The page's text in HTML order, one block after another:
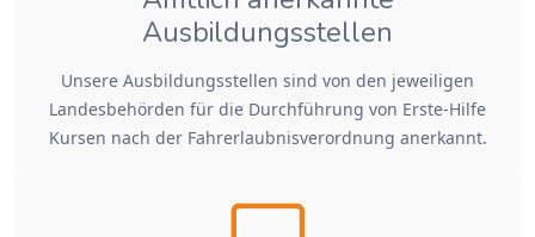
Ausbildungsstellen
Unsere Ausbildungsstellen sind von den jeweiligen
Landesbehörden für die Durchführung von Erste-Hilfe
Kursen nach der Fahrerlaubnisverordnung anerkannt.